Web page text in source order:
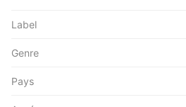
Label
Genre
Pays